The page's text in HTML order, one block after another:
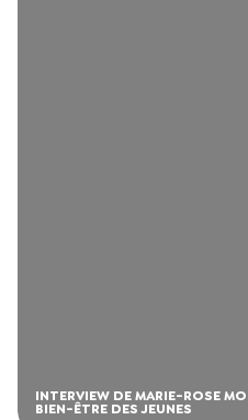
INTERVIEW DE MARIE-ROSE
BIEN-ÊTRE DES JEUNES